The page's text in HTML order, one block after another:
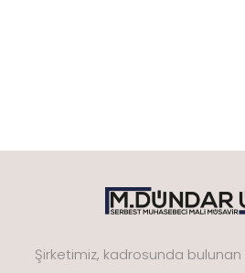
Şirketimiz, kadrosunda